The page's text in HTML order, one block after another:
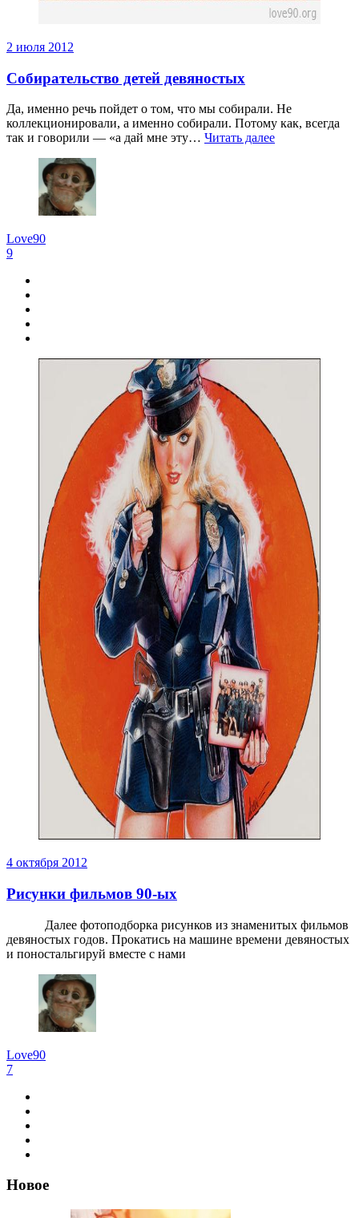
2 июля 2012
Собирательство детей девяностых
Да, именно речь пойдет о том, что мы собирали. Не
коллекционировали, а именно собирали. Потому как, всегда
так и говорили — «а дай мне эту… Читать далее
Love90
9
4 октября 2012
Рисунки фильмов 90-ых
Далее фотоподборка рисунков из знаменитых фильмов
девяностых годов. Прокатись на машине времени девяностых
и поностальгируй вместе с нами
Love90
7
Новое